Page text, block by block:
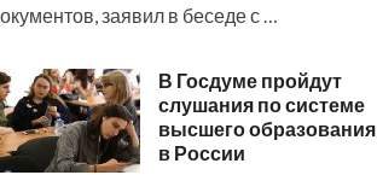
заявил в беседе с …
В Госдуме пройдут
слушания по системе
высшего образования
в России